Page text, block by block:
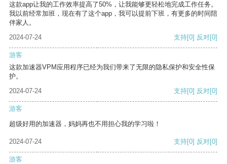
这款app让我的工作效率提高了50%，让我能够更轻松地完成工作任务。
我以前经常加班，现在有了这个app，我可以提前下班，有更多的时间陪
伴家人。
2024-07-24
支持[0] 反对[0]
游客
这款加速器VPM应用程序已经为我们带来了无限的隐私保护和安全性保
护。
2024-07-24
支持[0] 反对[0]
游客
超级好用的加速器，妈妈再也不用担心我的学习啦！
2024-07-24 支持[0] 反对[0]
游客